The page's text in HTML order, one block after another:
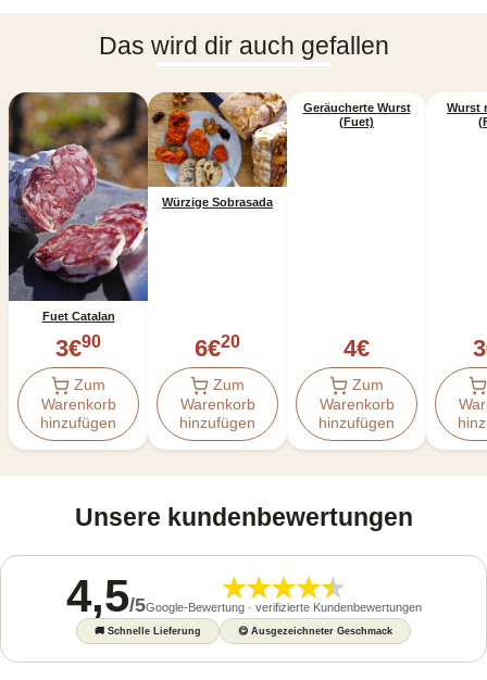
Das wird dir auch gefallen
Fuet Catalan
3€90
Zum
Warenkorb
hinzufügen
Würzige Sobrasada
6€20
Zum
Warenkorb
hinzufügen
Geräucherte Wurst
(Fuet)
4€
Zum
Warenkorb
hinzufügen
Wurst
3
Unsere kundenbewertungen
4,5/5Google-Bewertung · verifizierte Kundenbewertungen
🚚 Schnelle Lieferung 😋Ausgezeichneter Geschmack